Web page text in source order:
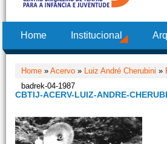
Home Institucional
Home » Acervo » Luiz André Cherubini »
badrek-04-1987
CBTIJ-ACERV-LUIZ-ANDRE-